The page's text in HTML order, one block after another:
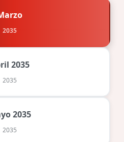
2035
2035
2035
2035
2035